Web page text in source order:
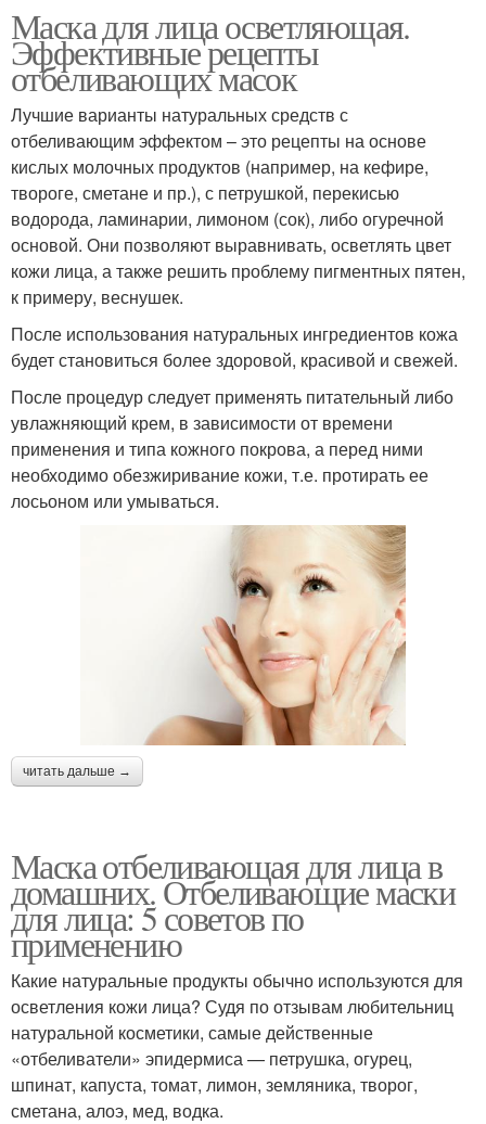
Маска для лица осветляющая.
Эффективные рецепты
отбеливающих масок
Лучшие варианты натуральных средств с
отбеливающим эффектом – это рецепты на основе
кислых молочных продуктов (например, на кефире,
твороге, сметане и пр.), с петрушкой, перекисью
водорода, ламинарии, лимоном (сок), либо огуречной
основой. Они позволяют выравнивать, осветлять цвет
кожи лица, а также решить проблему пигментных пятен,
к примеру, веснушек.
После использования натуральных ингредиентов кожа
будет становиться более здоровой, красивой и свежей.
После процедур следует применять питательный либо
увлажняющий крем, в зависимости от времени
применения и типа кожного покрова, а перед ними
необходимо обезжиривание кожи, т.е. протирать ее
лосьоном или умываться.
читать дальше →
Маска отбеливающая для лица в
домашних. Отбеливающие маски
для лица: 5 советов по
применению
Какие натуральные продукты обычно используются для
осветления кожи лица? Судя по отзывам любительниц
натуральной косметики, самые действенные
«отбеливатели» эпидермиса — петрушка, огурец,
шпинат, капуста, томат, лимон, земляника, творог,
сметана, алоэ, мед, водка.